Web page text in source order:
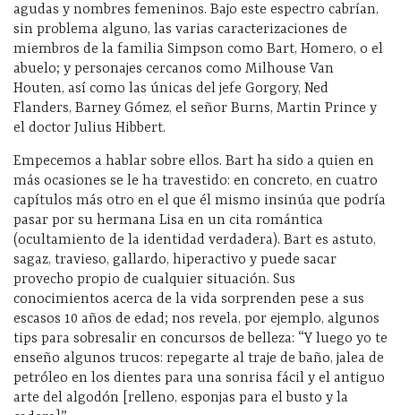
agudas y nombres femeninos. Bajo este espectro cabrían,
sin problema alguno, las varias caracterizaciones de
miembros de la familia Simpson como Bart, Homero, o el
abuelo; y personajes cercanos como Milhouse Van
Houten, así como las únicas del jefe Gorgory, Ned
Flanders, Barney Gómez, el señor Burns, Martin Prince y
el doctor Julius Hibbert.
Empecemos a hablar sobre ellos. Bart ha sido a quien en
más ocasiones se le ha travestido: en concreto, en cuatro
capítulos más otro en el que él mismo insinúa que podría
pasar por su hermana Lisa en un cita romántica
(ocultamiento de la identidad verdadera). Bart es astuto,
sagaz, travieso, gallardo, hiperactivo y puede sacar
provecho propio de cualquier situación. Sus
conocimientos acerca de la vida sorprenden pese a sus
escasos 10 años de edad; nos revela, por ejemplo, algunos
tips para sobresalir en concursos de belleza: “Y luego yo te
enseño algunos trucos: repegarte al traje de baño, jalea de
petróleo en los dientes para una sonrisa fácil y el antiguo
arte del algodón [relleno, esponjas para el busto y la